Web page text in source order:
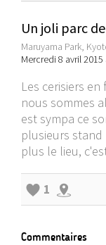
Un joli parc
Maruyama Park,
Mercredi 8 avril 2015
Les cerisiers
nous sommes
est sympa ce
plusieurs stand
plus le lieu,
1
Commentaires